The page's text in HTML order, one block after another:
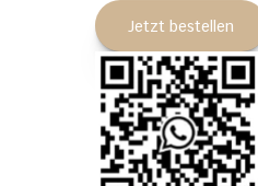
Jetzt bestellen